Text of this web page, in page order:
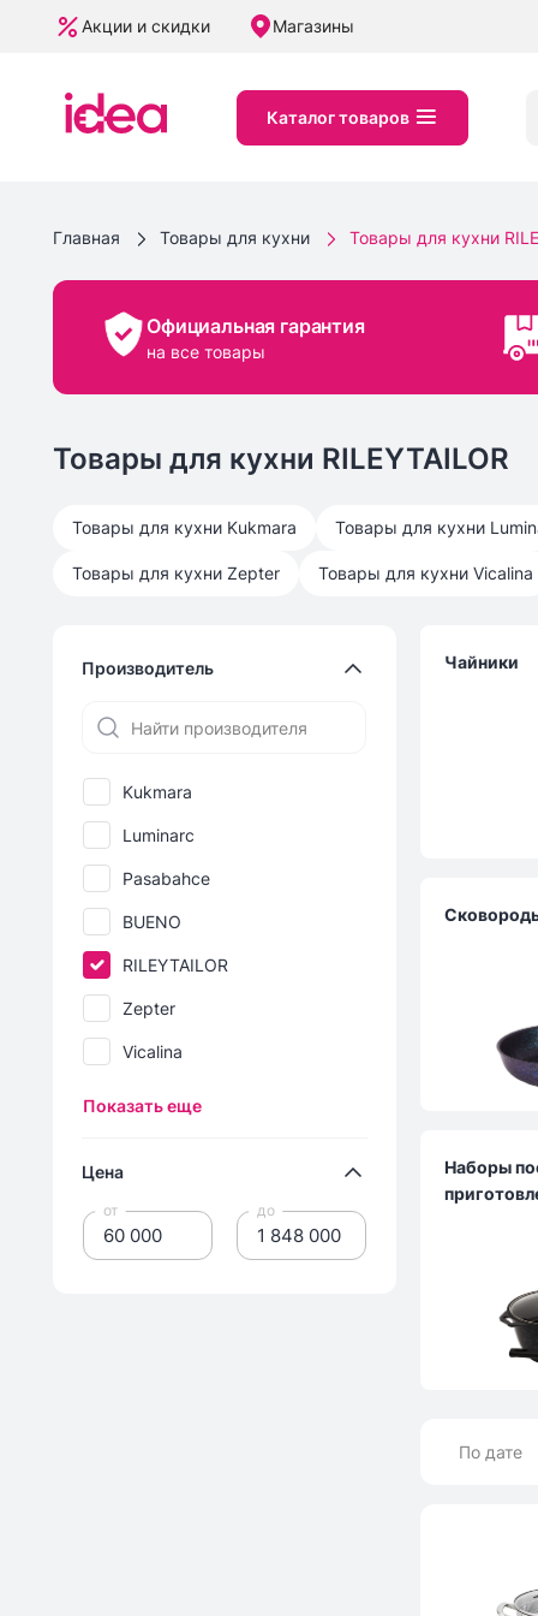
Акции и скидки Магазины
Каталог товаров
Главная Товары для кухни Товары для кухни
Официальная гарантия
на все товары
Товары для кухни RILEYTAILOR
Товары для кухни Kukmara Товары для кухни
Товары для кухни Zepter Товары для кухни Vicalina
Производитель
Kukmara
Luminarc
Pasabahce
BUENO
RILEYTAILOR
Zepter
Vicalina
Показать еще
Цена
от до
Чайники
Наборы
По дате